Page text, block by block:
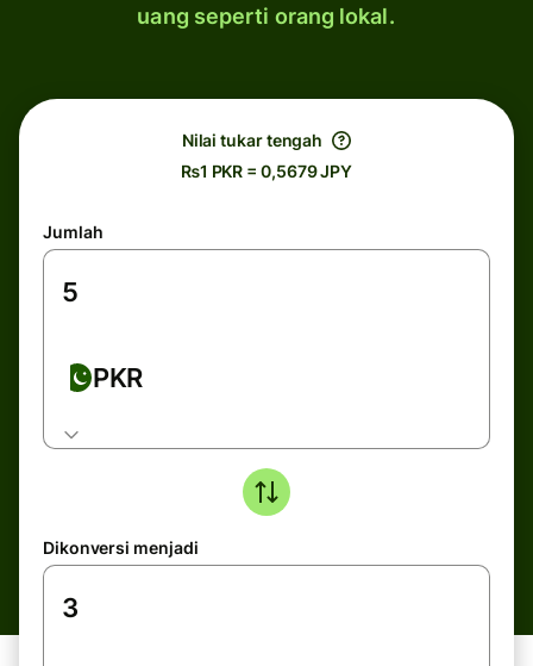
uang seperti orang lokal.
Nilai tukar tengah
₨1 PKR = 0,5679 JPY
Jumlah
PKR
Dikonversi menjadi